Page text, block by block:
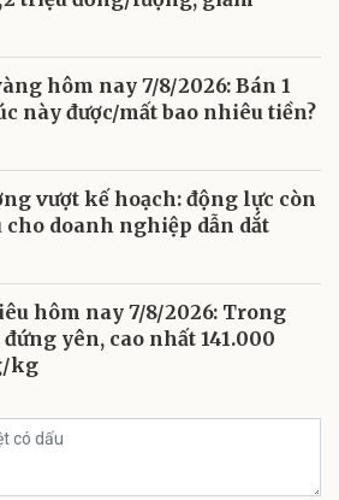
hôm nay 7/8/2026: Bán 1
này được/mất bao nhiêu tiền?
vượt kế hoạch: động lực còn
cho doanh nghiệp dẫn dắt
hôm nay 7/8/2026: Trong
đứng yên, cao nhất 141.000
kg